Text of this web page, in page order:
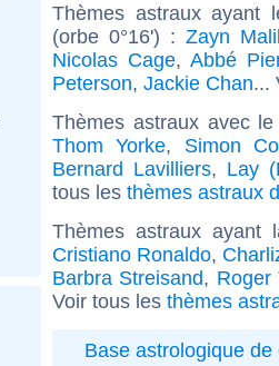
Thèmes astraux ayant
(orbe 0°16') : Zayn
Nicolas Cage, Abbé
Peterson, Jackie Chan...
Thèmes astraux avec
Thom Yorke, Simon
Bernard Lavilliers, Lay
tous les thèmes astraux
Thèmes astraux
Cristiano Ronaldo,
Barbra Streisand, Roger
Voir tous les thèmes
Base astrologique de